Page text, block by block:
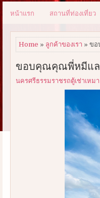
หน้าแรก สถานที่ท่องเที่ยว
Home » ลูกค้าของเรา » ข
ขอบคุณคุณพี่หมีแ
นครศรีธรรมราชรถตู้เช่าเหมา